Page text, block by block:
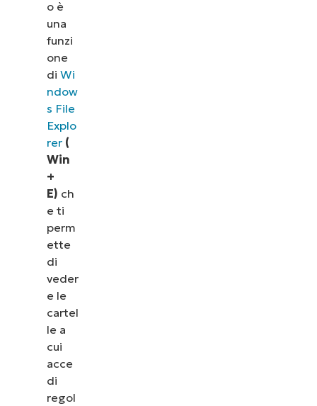
o è
una
funzi
one
di Wi
ndow
s File
Explo
rer (
Win
+
E) ch
e ti
perm
ette
di
veder
e le
cartel
le a
cui
acce
di
regol
vedere come NinjaOne semplifica attività IT come
la gestione degli endpoint, il patching, l’MDM, il